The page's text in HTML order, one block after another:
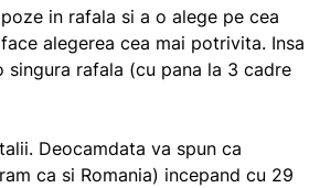
in rafala si a o alege pe cea
alegerea cea mai potrivita. Insa
rafala (cu pana la 3 cadre
Deocamdata va spun ca
ca si Romania) incepand cu 29